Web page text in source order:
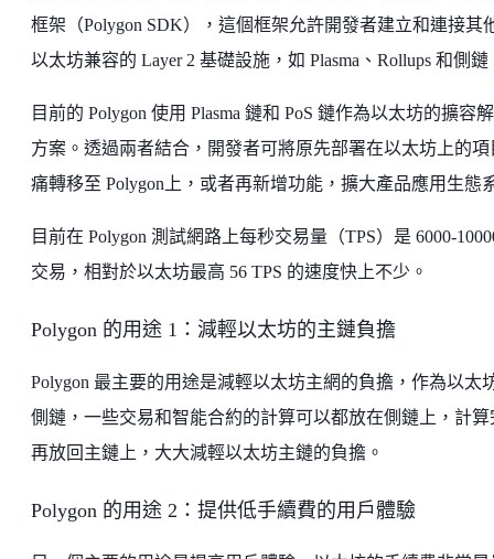
框架（Polygon SDK），這個框架允許開發者建立和連接其
以太坊兼容的 Layer 2 基礎設施，如 Plasma、Rollups 和側鏈
目前的 Polygon 使用 Plasma 鏈和 PoS 鏈作為以太坊的擴容
方案。透過兩者結合，開發者可將原先部署在以太坊上的項
痛轉移至 Polygon上，或者再新增功能，擴大產品應用生態
目前在 Polygon 測試網路上每秒交易量（TPS）是 6000-
交易，相對於以太坊最高 56 TPS 的速度快上不少。
Polygon 的用途 1：減輕以太坊的主鏈負擔
Polygon 最主要的用途是減輕以太坊主網的負擔，作為以太
側鏈，一些交易和智能合約的計算可以都放在側鏈上，計算
再放回主鏈上，大大減輕以太坊主鏈的負擔。
Polygon 的用途 2：提供低手續費的用戶體驗